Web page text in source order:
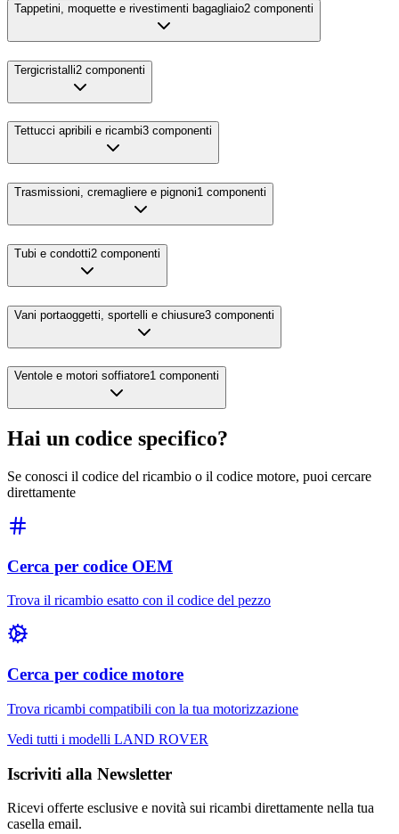
Tappetini, moquette e rivestimenti bagagliaio2 componenti
Tergicristalli2 componenti
Tettucci apribili e ricambi3 componenti
Trasmissioni, cremagliere e pignoni1 componenti
Tubi e condotti2 componenti
Vani portaoggetti, sportelli e chiusure3 componenti
Ventole e motori soffiatore1 componenti
Hai un codice specifico?
Se conosci il codice del ricambio o il codice motore, puoi cercare
direttamente
Cerca per codice OEM
Trova il ricambio esatto con il codice del pezzo
Cerca per codice motore
Trova ricambi compatibili con la tua motorizzazione
Vedi tutti i modelli LAND ROVER
Iscriviti alla Newsletter
Ricevi offerte esclusive e novità sui ricambi direttamente nella tua
casella email.